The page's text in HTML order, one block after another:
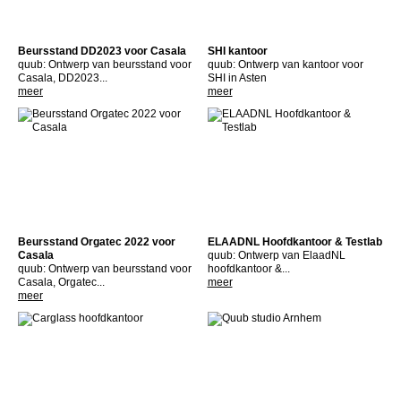
Beursstand DD2023 voor Casala
quub: Ontwerp van beursstand voor
Casala, DD2023...
meer
SHI kantoor
quub: Ontwerp van kantoor voor
SHI in Asten
meer
Beursstand Orgatec 2022 voor
Casala
quub: Ontwerp van beursstand voor
Casala, Orgatec...
meer
ELAADNL Hoofdkantoor & Testlab
quub: Ontwerp van ElaadNL
hoofdkantoor &...
meer